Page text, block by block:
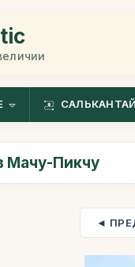
САЛЬКАНТАЙ
Мачу-Пикчу
◄